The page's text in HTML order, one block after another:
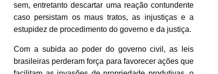
sem, entretanto descartar uma reação contundente
caso persistam os maus tratos, as injustiças e a
estupidez de procedimento do governo e da justiça.
Com a subida ao poder do governo civil, as leis
brasileiras perderam força para favorecer ações que